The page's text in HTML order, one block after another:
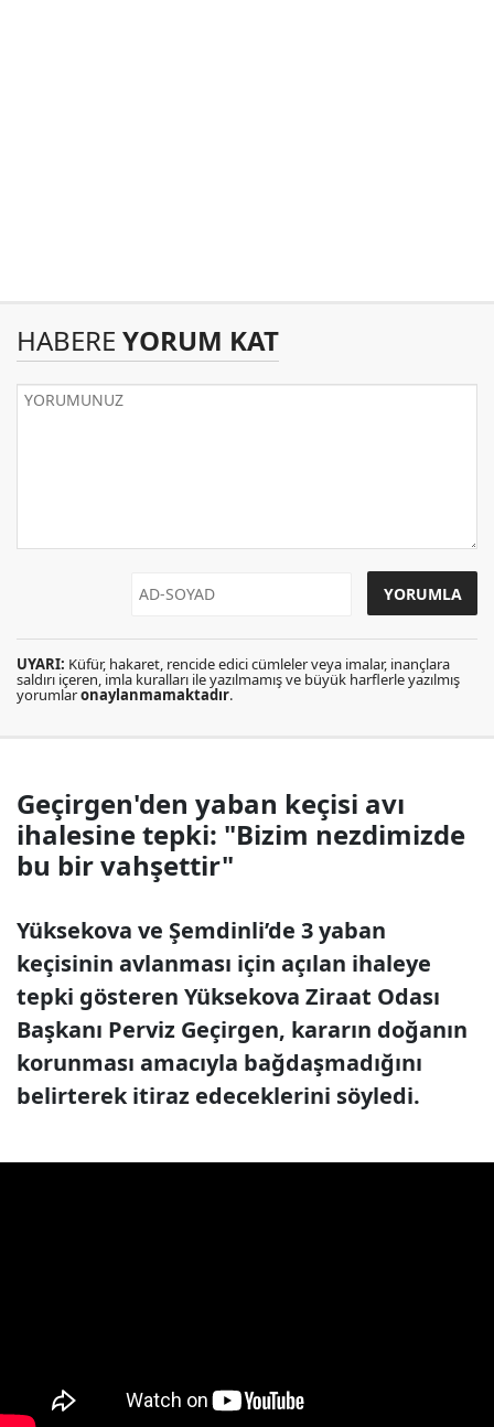
HABERE YORUM KAT
UYARI: Küfür, hakaret, rencide edici cümleler veya imalar, inançlara
saldırı içeren, imla kuralları ile yazılmamış ve büyük harflerle yazılmış
yorumlaronaylanmamaktadır.
Geçirgen'den yaban keçisi avı
ihalesine tepki: "Bizim nezdimizde
bu bir vahşettir"
Yüksekova ve Şemdinli’de 3 yaban
keçisinin avlanması için açılan ihaleye
tepki gösteren Yüksekova Ziraat Odası
Başkanı Perviz Geçirgen, kararın doğanın
korunması amacıyla bağdaşmadığını
belirterek itiraz edeceklerini söyledi.